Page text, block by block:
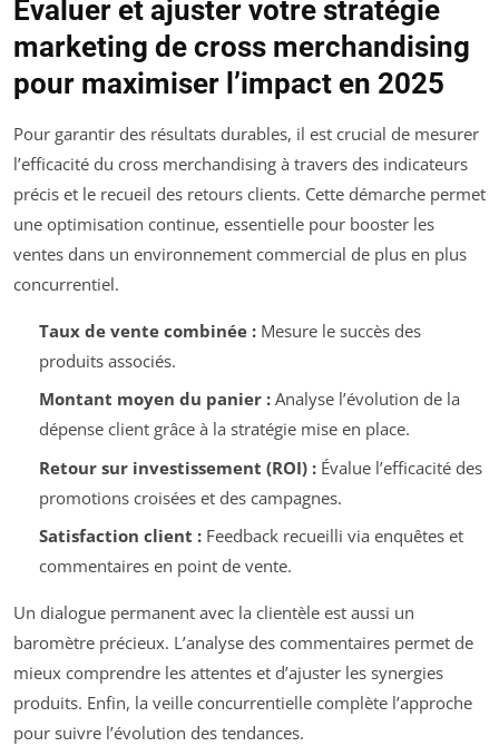
Évaluer et ajuster votre stratégie
marketing de cross merchandising
pour maximiser l’impact en 2025
Pour garantir des résultats durables, il est crucial de mesurer
l’efficacité du cross merchandising à travers des indicateurs
précis et le recueil des retours clients. Cette démarche permet
une optimisation continue, essentielle pour booster les
ventes dans un environnement commercial de plus en plus
concurrentiel.
Taux de vente combinée :Mesure le succès des
produits associés.
Montant moyen du panier :Analyse l’évolution de la
dépense client grâce à la stratégie mise en place.
Retour sur investissement (ROI) :Évalue l’efficacité des
promotions croisées et des campagnes.
Satisfaction client :Feedback recueilli via enquêtes et
commentaires en point de vente.
Un dialogue permanent avec la clientèle est aussi un
baromètre précieux. L’analyse des commentaires permet de
mieux comprendre les attentes et d’ajuster les synergies
produits. Enfin, la veille concurrentielle complète l’approche
pour suivre l’évolution des tendances.